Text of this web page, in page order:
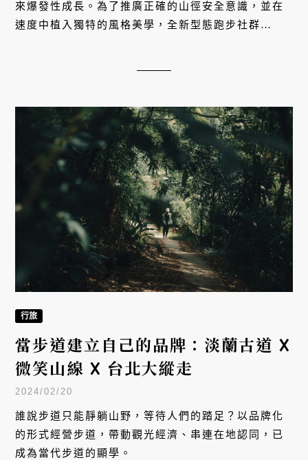
來爆發性成長。為了推廣正確的山徑安全意識，並在
速度中植入獨特的風格美學，全新型態跑步社群
行旅
當步道建立自己的品牌：淡蘭古道 𐌢
微笑山線 𐌢 台北大縱走
2024/02/20
誰說步道只能靜躺山野，等待人們的踏足？以品牌化
的形式經營步道，帶動觀光經濟、串連在地認同，已
成為當代步道的顯學。